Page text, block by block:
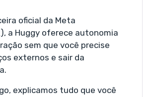
oficial da Meta
a Huggy oferece autonomia
sem que você precise
externos e sair da
explicamos tudo que você